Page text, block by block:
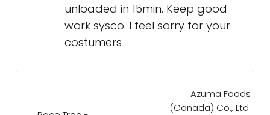
unloaded in 15min. Keep good
work sysco. I feel sorry for your
costumers
Azuma Foods
(Canada) Co., Ltd.